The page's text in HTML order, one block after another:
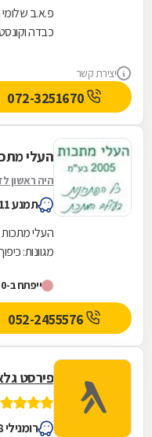
יצירת קשר
פ.א.ב שלומי
כבדה
העלי מתכות
היה ראשון
תמנע 11, חולון
מגוונות:
20...ייפתח ב-8:00
פירסט
רומנילי 8, שיכון דן תל אביב